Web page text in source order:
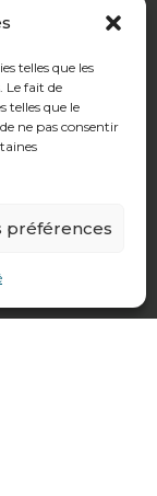
telles que les
Le fait de
telles que le
ne pas consentir
préférences